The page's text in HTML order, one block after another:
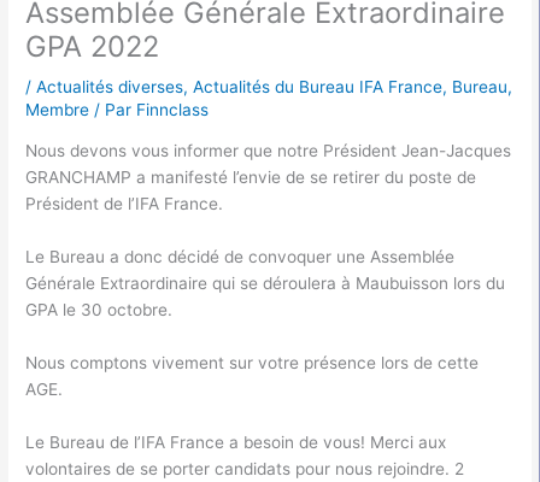
Assemblée Générale Extraordinaire
GPA 2022
/Actualités diverses,Actualités du Bureau IFA France, Bureau,
Membre / Par Finnclass
Nous devons vous informer que notre Président Jean-Jacques
GRANCHAMP a manifesté l’envie de se retirer du poste de
Président de l’IFA France.
Le Bureau a donc décidé de convoquer une Assemblée
Générale Extraordinaire qui se déroulera à Maubuisson lors du
GPA le 30 octobre.
Nouscomptons vivement sur votre présence lors de cette
AGE.
Le Bureau de l’IFA France a besoin de vous! Merci aux
volontaires de se porter candidats pour nous rejoindre. 2